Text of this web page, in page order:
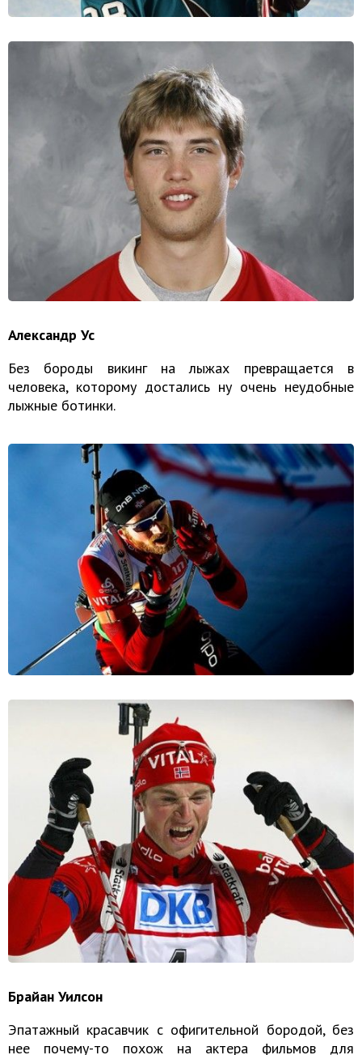
Александр Ус
Без бороды викинг на лыжах превращается в
человека, которому достались ну очень неудобные
лыжные ботинки.
Брайан Уилсон
Эпатажный красавчик с офигительной бородой, без
нее почему-то похож на актера фильмов для